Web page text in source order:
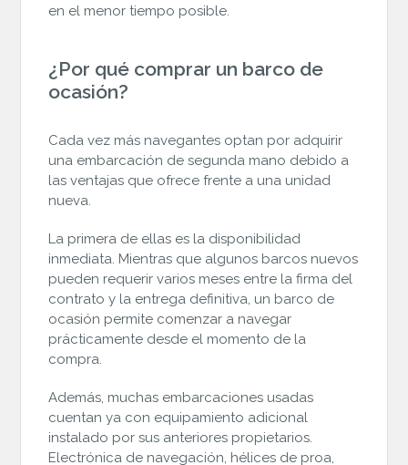
en el menor tiempo posible.
¿Por qué comprar un barco de
ocasión?
Cada vez más navegantes optan por adquirir
una embarcación de segunda mano debido a
las ventajas que ofrece frente a una unidad
nueva.
La primera de ellas es la disponibilidad
inmediata. Mientras que algunos barcos nuevos
pueden requerir varios meses entre la firma del
contrato y la entrega definitiva, un barco de
ocasión permite comenzar a navegar
prácticamente desde el momento de la
compra.
Además, muchas embarcaciones usadas
cuentan ya con equipamiento adicional
instalado por sus anteriores propietarios.
Electrónica de navegación, hélices de proa,